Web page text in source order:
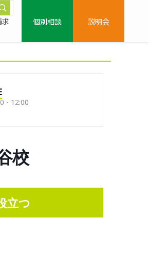
求
個別相談
説明会
- 12:00
校
立つ